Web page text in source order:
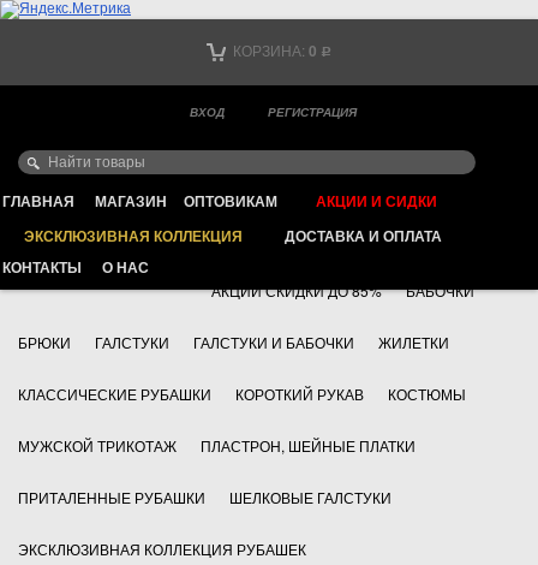
КОРЗИНА: 0 Р
ВХОД РЕГИСТРАЦИЯ
ГЛАВНАЯ МАГАЗИН ОПТОВИКАМ
АКЦИИ И СИДКИ
ЭКСКЛЮЗИВНАЯ КОЛЛЕКЦИЯ
ДОСТАВКА И ОПЛАТА
КОНТАКТЫ
О НАС
Ваш город -
ИНТЕРНЕТ МАГАЗИН КЛАССИЧЕСКОЙ МУЖСКОЙ ОДЕЖДЫ
+7 495 783 69 17 АКСЕССУАРЫ
АКЦИИ СКИДКИ ДО 85% БАБОЧКИ
БРЮКИ ГАЛСТУКИ ГАЛСТУКИ И БАБОЧКИ ЖИЛЕТКИ
КЛАССИЧЕСКИЕ РУБАШКИ КОРОТКИЙ РУКАВ КОСТЮМЫ
МУЖСКОЙ ТРИКОТАЖ ПЛАСТРОН, ШЕЙНЫЕ ПЛАТКИ
ПРИТАЛЕННЫЕ РУБАШКИ ШЕЛКОВЫЕ ГАЛСТУКИ
ЭКСКЛЮЗИВНАЯ КОЛЛЕКЦИЯ РУБАШЕК